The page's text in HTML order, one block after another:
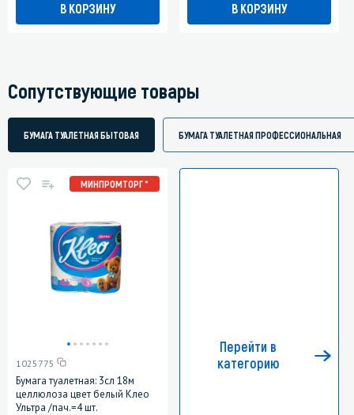
В КОРЗИНУ В КОРЗИНУ
Сопутствующие товары
БУМАГА ТУАЛЕТНАЯ БЫТОВАЯ БУМАГА ТУАЛЕТНАЯ ПРОФЕССИОНАЛЬНАЯ
МИНПРОМТОРГ *
1025775
Бумага туалетная: 3сл 18м
целлюлоза цвет белый Клео
Ультра /пач.=4 шт.
Перейти в
категорию